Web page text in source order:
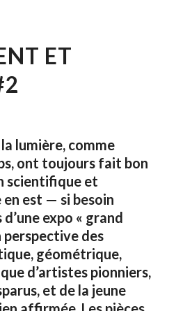
ET
lumière, comme
ont toujours fait bon
scientifique et
est — si besoin
expo « grand
perspective des
géométrique,
d’artistes pionniers,
et de la jeune